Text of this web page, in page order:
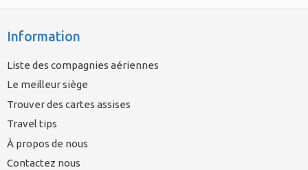
Information
Liste des compagnies aériennes
Le meilleur siège
Trouver des cartes assises
Travel tips
À propos de nous
Contactez nous